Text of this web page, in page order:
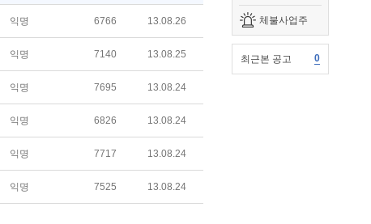
체불사업주
최근본 공고 0
익명 6766 13.08.26
익명 7140 13.08.25
익명 7695 13.08.24
익명 6826 13.08.24
익명 7717 13.08.24
익명 7525 13.08.24